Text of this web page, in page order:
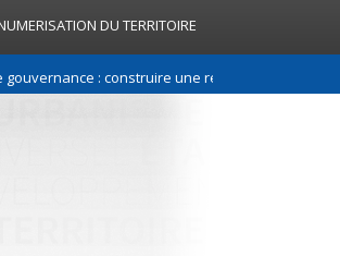
DU TERRITOIRE
: construire une relation de confiance